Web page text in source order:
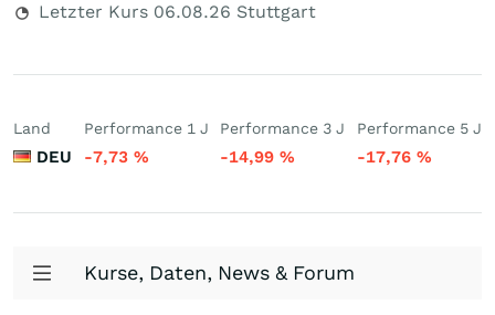
Letzter Kurs 06.08.26 Stuttgart
Land
DEU
Performance 1 J
-7,73 %
Performance 3 J
-14,99%
Performance 5 J
-17,76 %
Kurse, Daten, News & Forum